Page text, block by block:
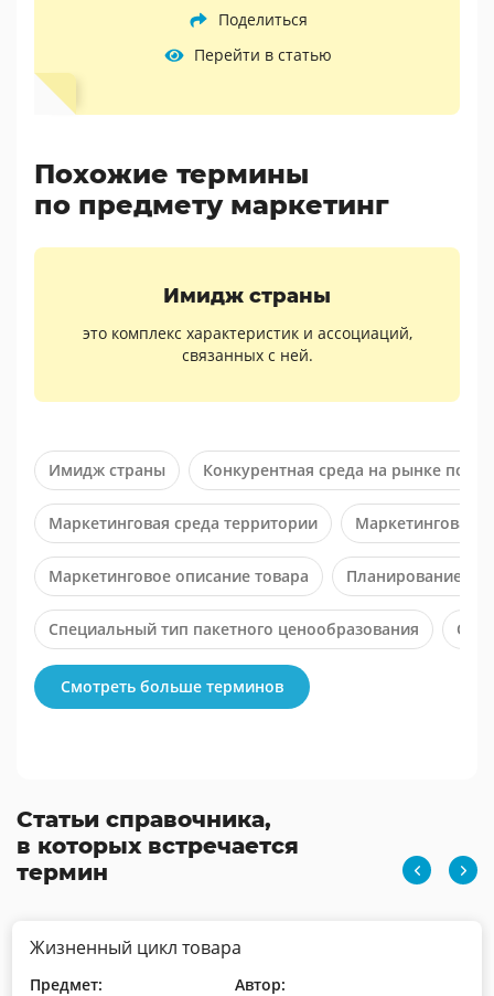
Поделиться
Перейти в статью
Похожие термины
по предмету маркетинг
Имидж страны
это комплекс характеристик и ассоциаций,
связанных с ней.
Имидж страны Конкурентная среда на рынке
Маркетинговая среда территории Маркетинговая
Маркетинговое описание товара Планирование
Специальный тип пакетного ценообразования
Холл-тест (от англ. hall test)
Смотреть больше терминов
Статьи справочника,
в которых встречается
термин
Жизненный цикл товара
Предмет:
Автор: